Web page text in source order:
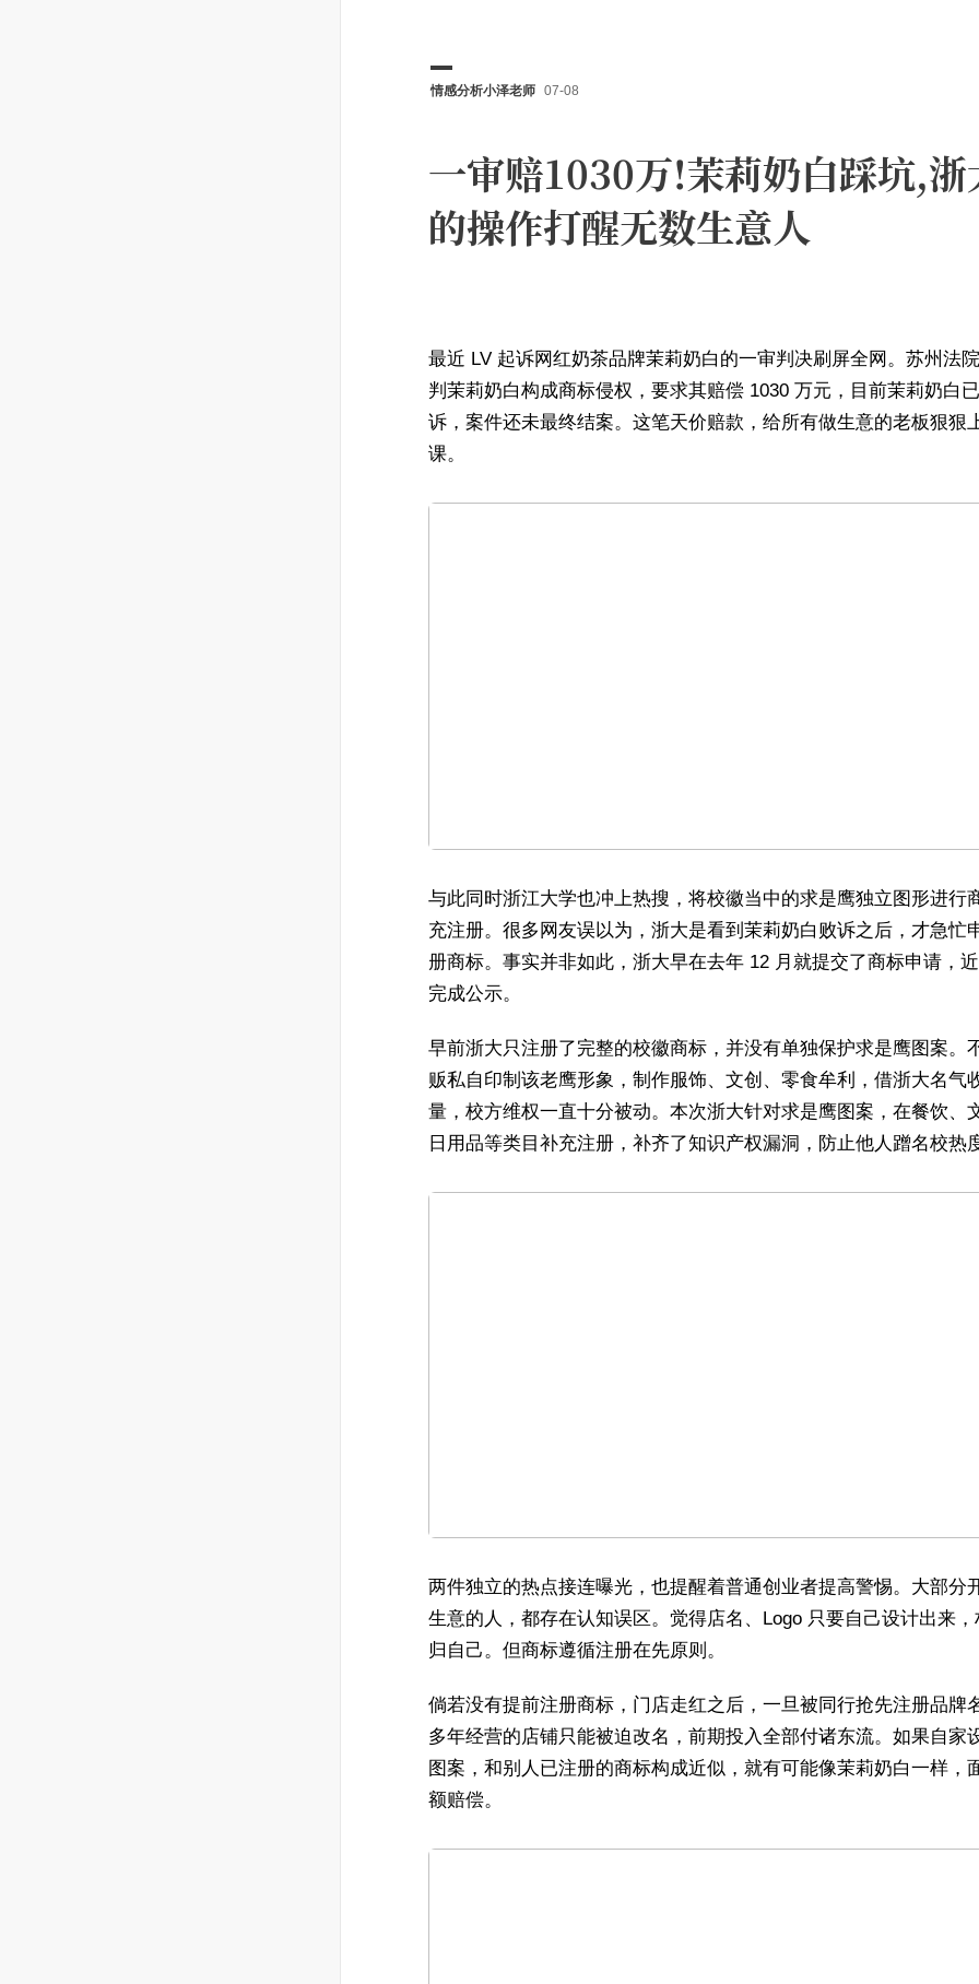
情感分析小泽老师 07-08
一审赔1030万!茉莉奶白踩坑,浙
的操作打醒无数生意人
最近 LV 起诉网红奶茶品牌茉莉奶白的一审判决刷屏全网。苏州法
判茉莉奶白构成商标侵权，要求其赔偿 1030 万元，目前茉莉奶白
诉，案件还未最终结案。这笔天价赔款，给所有做生意的老板狠狠
课。
与此同时浙江大学也冲上热搜，将校徽当中的求是鹰独立图形进行
充注册。很多网友误以为，浙大是看到茉莉奶白败诉之后，才急忙
册商标。事实并非如此，浙大早在去年 12 月就提交了商标申请，
完成公示。
早前浙大只注册了完整的校徽商标，并没有单独保护求是鹰图案。
贩私自印制该老鹰形象，制作服饰、文创、零食牟利，借浙大名气
量，校方维权一直十分被动。本次浙大针对求是鹰图案，在餐饮、
日用品等类目补充注册，补齐了知识产权漏洞，防止他人蹭名校热
两件独立的热点接连曝光，也提醒着普通创业者提高警惕。大部分
生意的人，都存在认知误区。觉得店名、Logo 只要自己设计出来
归自己。但商标遵循注册在先原则。
倘若没有提前注册商标，门店走红之后，一旦被同行抢先注册品牌
多年经营的店铺只能被迫改名，前期投入全部付诸东流。如果自家
图案，和别人已注册的商标构成近似，就有可能像茉莉奶白一样，
额赔偿。